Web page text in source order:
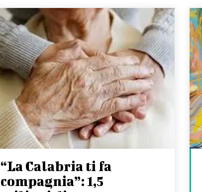
“La Calabria ti fa
compagnia”: 1,5